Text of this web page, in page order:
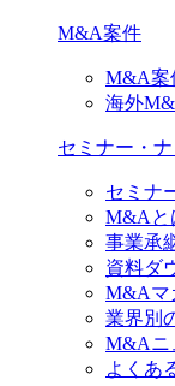
M&A案件
M&A案
海外
セミナー・
セミナ
M&Aと
事業承
資料ダ
M&Aマ
業界別
M&Aニ
よくあ